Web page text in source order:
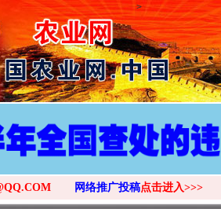
>
网络推广投稿点击进入>>>